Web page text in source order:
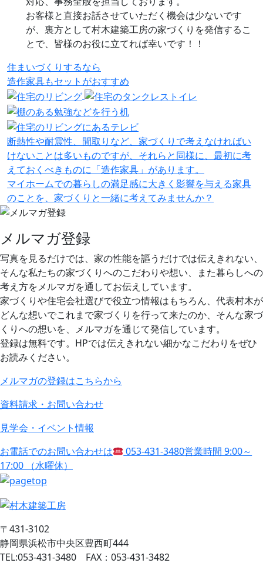
お客様と直接お話させていただく機会は少ないです
が、裏方として村木建築工房の家づくりを発信するこ
とで、皆様のお役に立てれば幸いです！！
住まいづくりするなら
造作家具もセットがおすすめ
断熱性や耐震性、間取りなど、家づくりで考えなければい
けないことは多いものですが、それらと同様に、最初に考
えておくべきものに「造作家具」があります。
マイホームでの暮らしの満足感に大きく影響を与える家具
のことを、家づくりと一緒に考えてみませんか？
メルマガ登録
写真を見るだけでは、家の性能を謳うだけでは伝えきれない、
そんな私たちの家づくりへのこだわりや想い、また暮らしへの
考え方をメルマガを通してお伝えしています。
家づくりや住宅会社選びで役立つ情報はもちろん、代表村木が
どんな想いでこれまで家づくりを行って来たのか、そんな家づ
くりへの想いを、メルマガを通じて発信しています。
登録は無料です。HPでは伝えきれない細かなこだわりをぜひ
お読みください。
メルマガの登録はこちらから
資料請求・お問い合わせ
見学会・イベント情報
お電話でのお問い合わせは
053-431-3480営業時間 9:00～
17:00 （水曜休）
〒431-3102
静岡県浜松市中央区豊西町444
TEL:053-431-3480 FAX：053-431-3482